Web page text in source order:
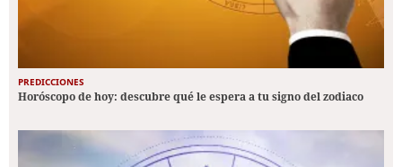
PREDICCIONES
Horóscopo de hoy: descubre qué le espera a tu signo del zodiaco